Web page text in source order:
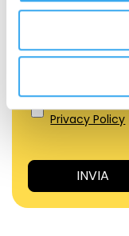
Acconsento
Privacy Policy